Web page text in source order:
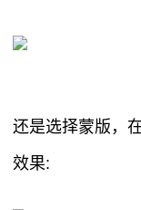
还是选择蒙版，
效果: